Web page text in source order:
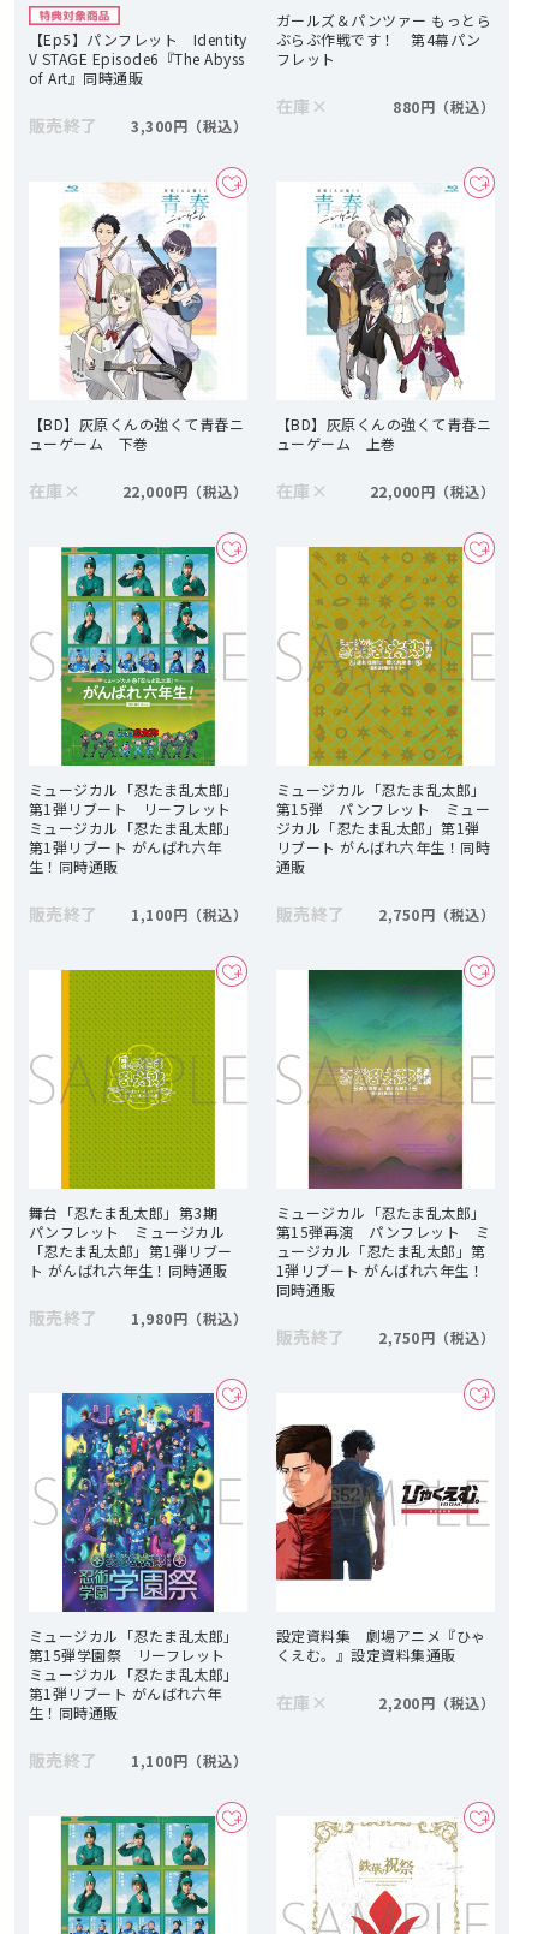
【Ep5】パンフレット Identity
V STAGE Episode6『The Abyss
of Art』同時通販
販売終了 3,300円
ガールズ＆パンツァー もっとら
ぶらぶ作戦です！ 第4幕パン
フレット
在庫 × 880円
【BD】灰原くんの強くて青春ニ
ューゲーム 下巻
在庫 × 22,000円
【BD】灰原くんの強くて青春ニ
ューゲーム 上巻
在庫 × 22,000円
ミュージカル「忍たま乱太郎」
第1弾リブート リーフレット
ミュージカル「忍たま乱太郎」
第1弾リブート がんばれ六年
生！同時通販
販売終了 1,100円
ミュージカル「忍たま乱太郎」
第15弾 パンフレット ミュー
ジカル「忍たま乱太郎」第1弾
リブート がんばれ六年生！同時
通販
販売終了 2,750円
舞台「忍たま乱太郎」第3期
パンフレット ミュージカル
「忍たま乱太郎」第1弾リブー
ト がんばれ六年生！同時通販
販売終了 1,980円
ミュージカル「忍たま乱太郎」
第15弾再演 パンフレット ミ
ュージカル「忍たま乱太郎」第
1弾リブート がんばれ六年生！
同時通販
販売終了 2,750円
ミュージカル「忍たま乱太郎」
第15弾学園祭 リーフレット
ミュージカル「忍たま乱太郎」
第1弾リブート がんばれ六年
生！同時通販
販売終了 1,100円
設定資料集 劇場アニメ『ひゃ
くえむ。』設定資料集通販
在庫 × 2,200円